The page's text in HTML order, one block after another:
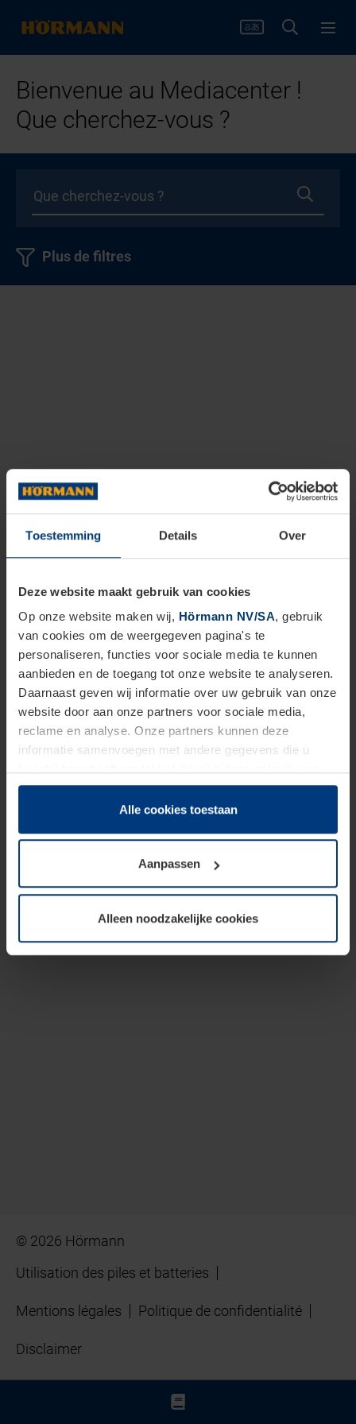
Toestemming Details Over
Deze website maakt gebruik van cookies
Op onze website maken wij, Hörmann NV/SA, gebruik
van cookies om de weergegeven pagina's te
personaliseren, functies voor sociale media te kunnen
aanbieden en de toegang tot onze website te analyseren.
Daarnaast geven wij informatie over uw gebruik van onze
website door aan onze partners voor sociale media,
reclame en analyse. Onze partners kunnen deze
informatie samenvoegen met andere gegevens die u
hun diensten hebben verzameld.
Juridisch hebben wij het recht om cookies op uw
van deze pagina's absoluut vereist is. Voor alle andere
soorten cookies is uw toestemming benodigd. Uw
toestemming kunt u op elk moment bij de uitleg van de
wijzigen of herroepen.
Alle cookies toestaan
Aanpassen
Alleen noodzakelijke cookies
Bienvenue au Mediacenter !
Que cherchez-vous ?
Plus de filtres
© 2026 Hörmann
Utilisation des piles et batteries
Mentions légales Politique de confidentialité
Disclaimer